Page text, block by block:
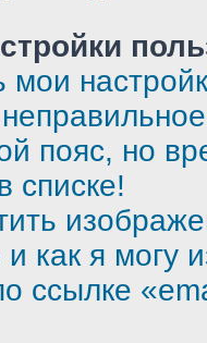
мои
пояс, но
списке!
как я могу
ссылке